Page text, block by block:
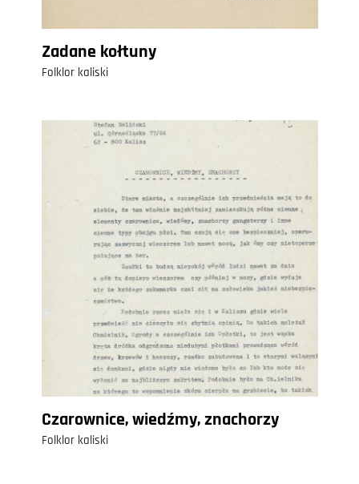
Zadane kołtuny
Folklor kaliski
Czarownice, wiedźmy, znachorzy
Folklor kaliski